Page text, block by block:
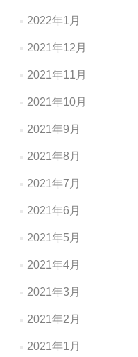
2022年1月
2021年12月
2021年11月
2021年10月
2021年9月
2021年8月
2021年7月
2021年6月
2021年5月
2021年4月
2021年3月
2021年2月
2021年1月